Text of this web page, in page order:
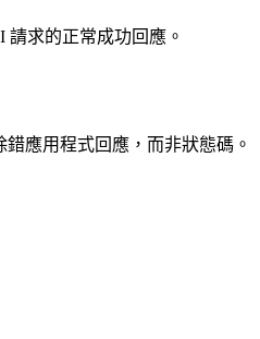
請求的正常成功回應。
應用程式回應，而非狀態碼。